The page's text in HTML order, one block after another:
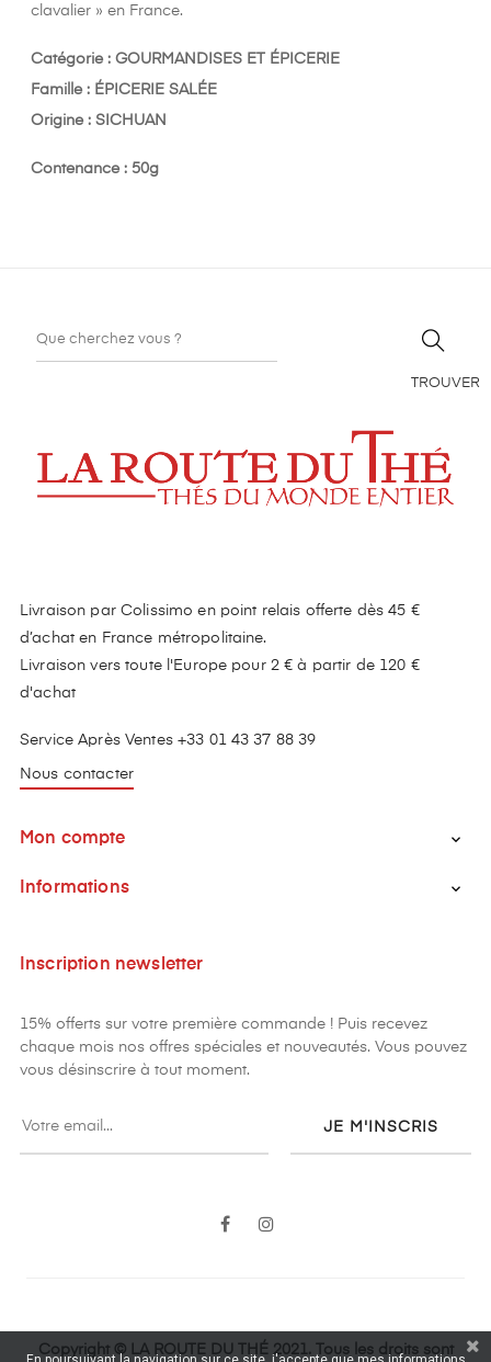
clavalier » en France.
Catégorie : GOURMANDISES ET ÉPICERIE
Famille : ÉPICERIE SALÉE
Origine : SICHUAN
Contenance : 50g
TROUVER
Livraison par Colissimo en point relais offerte dès 45 €
d’achat en France métropolitaine.
Livraison vers toute l'Europe pour 2 € à partir de 120 €
d'achat
Service Après Ventes +33 01 43 37 88 39
Nous contacter
Mon compte 
Informations 
Inscription newsletter
15% offerts sur votre première commande ! Puis recevez
chaque mois nos offres spéciales et nouveautés. Vous pouvez
vous désinscrire à tout moment.
JE M'INSCRIS
Facebook
Copyright © LA ROUTE DU THÉ 2021. Tous les droits sont